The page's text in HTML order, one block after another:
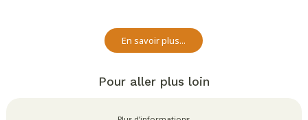
En savoir plus...
Pour aller plus loin